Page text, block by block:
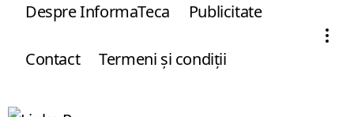
Despre InformaTeca Publicitate
Contact Termeni şi condiţii